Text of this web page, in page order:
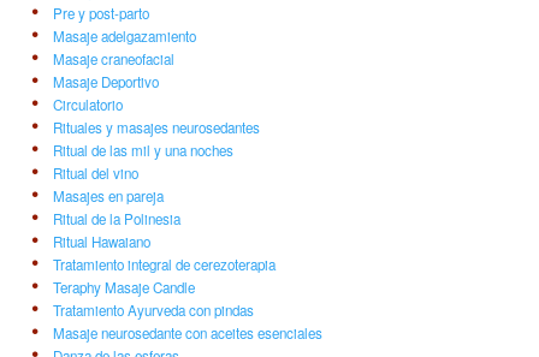
Pre y post-parto
Masaje adelgazamiento
Masaje craneofacial
Masaje Deportivo
Circulatorio
Rituales y masajes neurosedantes
Ritual de las mil y una noches
Ritual del vino
Masajes en pareja
Ritual de la Polinesia
Ritual Hawaiano
Tratamiento integral de cerezoterapia
Teraphy Masaje Candle
Tratamiento Ayurveda con pindas
Masaje neurosedante con aceites esenciales